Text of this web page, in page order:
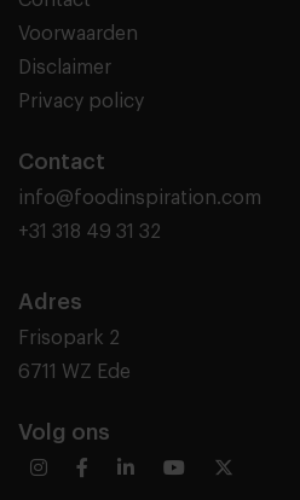
Voorwaarden
Disclaimer
Privacy policy
Contact
info@foodinspiration.com
+31 318 49 31 32
Adres
Frisopark 2
6711 WZ Ede
Volg ons